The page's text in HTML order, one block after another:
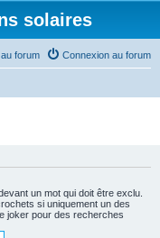
solaires
Connexion au forum
au forum
un mot qui doit être exclu.
si uniquement un des
joker pour des recherches